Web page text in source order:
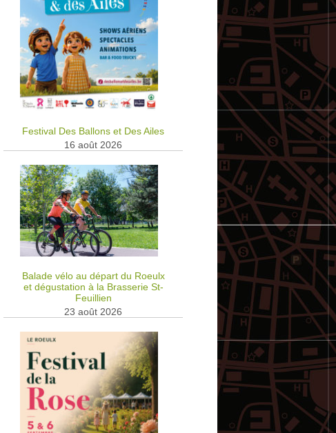
Festival Des Ballons et Des Ailes
16 août 2026
Balade vélo au départ du Roeulx
et dégustation à la Brasserie St-
Feuillien
23 août 2026